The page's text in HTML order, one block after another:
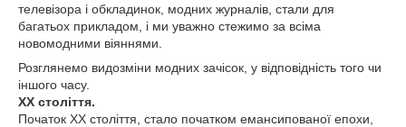
телевізора і обкладинок, модних журналів, стали для
багатьох прикладом, і ми уважно стежимо за всіма
новомодними віяннями.
Розглянемо видозміни модних зачісок, у відповідність того чи
іншого часу.
ХХ століття.
Початок ХХ століття, стало початком емансипованої епохи,